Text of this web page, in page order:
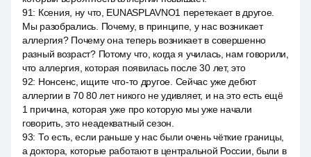
91: Ксения, ну что, EUNASPLAVNO1 перетекает в другое.
Мы разобрались. Почему, в принципе, у нас возникает
аллергия? Почему она теперь возникает в совершенно
разный возраст? Потому что, когда я училась, нам говорили,
что аллергия, которая появилась после 30 лет, это
92: Нонсенс, ищите что-то другое. Сейчас уже дебют
аллергии в 70 80 лет никого не удивляет, и на это есть ещё
1 причина, которая уже про которую мы уже начали
говорить, это неадекватный сезон.
93: То есть, если раньше у нас были очень чёткие границы,
а доктора, которые работают в центральной России, были в